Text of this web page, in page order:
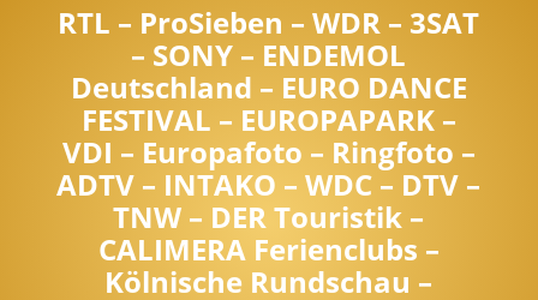
RTL – ProSieben – WDR – 3SAT
– SONY – ENDEMOL
Deutschland – EURO DANCE
FESTIVAL – EUROPAPARK –
VDI – Europafoto – Ringfoto –
ADTV – INTAKO – WDC – DTV –
TNW – DER Touristik –
CALIMERA Ferienclubs –
Kölnische Rundschau –